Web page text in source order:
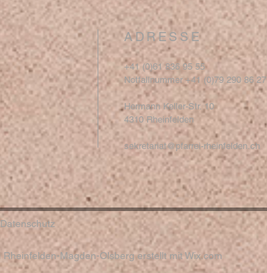
ADRESSE
+41 (0)61 836 95 55
Notfallnummer +41 (0)79 290 86 27
Hermann Keller-Str. 10
4310 Rheinfelden
sekretariat@pfarrei-rheinfelden.ch
Datenschutz
Magden-Olsberg erstellt mitWix.com